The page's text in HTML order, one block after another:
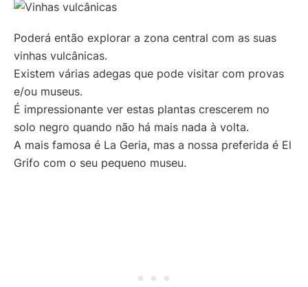
Poderá então explorar a zona central com as suas
vinhas vulcânicas.
Existem várias adegas que pode visitar com provas
e/ou museus.
É impressionante ver estas plantas crescerem no
solo negro quando não há mais nada à volta.
A mais famosa é La Geria, mas a nossa preferida é El
Grifo com o seu pequeno museu.